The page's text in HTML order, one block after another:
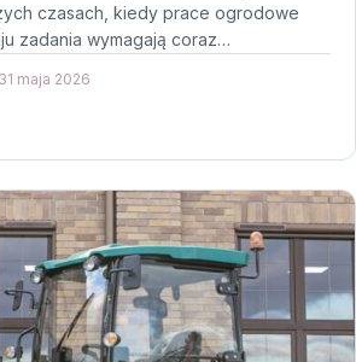
czasach, kiedy prace ogrodowe
zadania wymagają coraz…
31 maja 2026